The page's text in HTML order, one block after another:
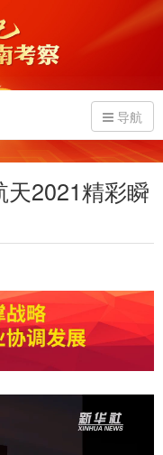
导航
2021精彩瞬